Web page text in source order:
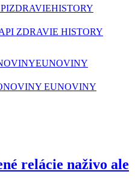
ZDRAVIEHISTORY
ZDRAVIE HISTORY
EUNOVINY
EUNOVINY
relácie naživo ale